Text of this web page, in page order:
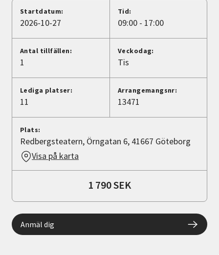
Avdelningar
Lyssna
Startdatum:
2026-10-27
Tid:
09:00 - 17:00
Antal tillfällen:
1
Veckodag:
Tis
Lediga platser:
11
Arrangemangsnr:
13471
Plats:
Redbergsteatern, Örngatan 6, 41667 Göteborg
Visa på karta
1 790 SEK
Anmäl dig